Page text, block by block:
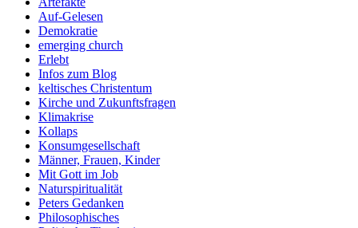
Auf-Gelesen
Demokratie
emerging church
Erlebt
Infos zum Blog
keltisches Christentum
Kirche und Zukunftsfragen
Klimakrise
Kollaps
Konsumgesellschaft
Männer, Frauen, Kinder
Mit Gott im Job
Naturspiritualität
Peters Gedanken
Philosophisches